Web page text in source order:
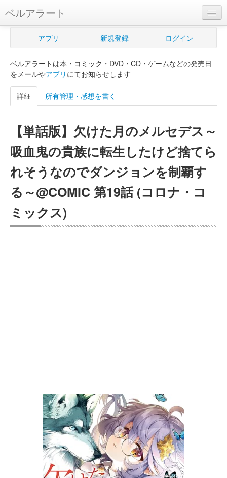
ベルアラート
ベルアラートとは
新規登録
ログイン
購入管理
Myシェルフ
プレミアム
アプリ 新規登録 ログイン
ベルアラートは本・コミック・DVD・CD・ゲームなどの発売日
をメールやアプリ にてお知らせします
詳細 所有管理・感想を書く
【単話版】欠けた月のメルセデス～
吸血鬼の貴族に転生したけど捨てら
れそうなのでダンジョンを制覇す
る～@COMIC 第19話 (コロナ・コ
ミックス)